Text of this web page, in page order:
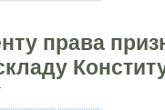
права